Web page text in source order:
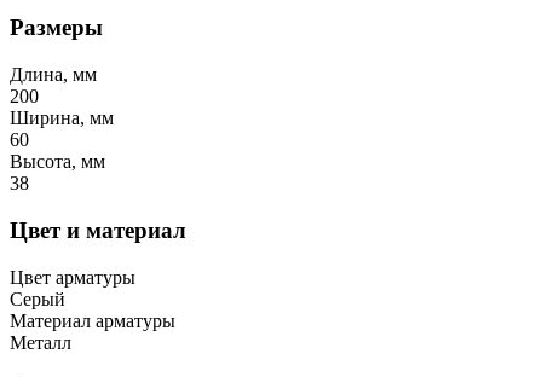
Размеры
Длина, мм
200
Ширина, мм
60
Высота, мм
38
Цвет и материал
Цвет арматуры
Серый
Материал арматуры
Металл